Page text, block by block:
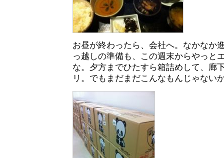
お昼が終わったら、会社へ。なかなか
っ越しの準備も、この週末からやっと
な。夕方までひたすら箱詰めして、廊
リ。でもまだまだこんなもんじゃない